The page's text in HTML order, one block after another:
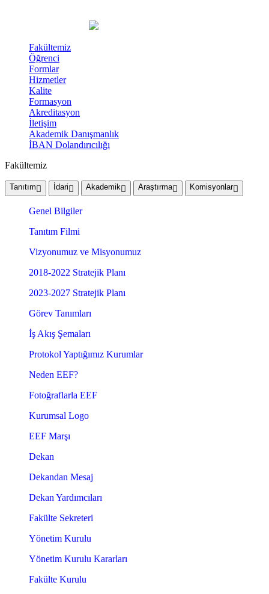
Fakültemiz
Öğrenci
Formlar
Hizmetler
Kalite
Formasyon
Akreditasyon
İletişim
Akademik Danışmanlık
İBAN Dolandırıcılığı
Fakültemiz
Tanıtım İdari Akademik Araştırma Komisyonlar
Genel Bilgiler
Tanıtım Filmi
Vizyonumuz ve Misyonumuz
2018-2022 Stratejik Planı
2023-2027 Stratejik Planı
Görev Tanımları
İş Akış Şemaları
Protokol Yaptığımız Kurumlar
Neden EEF?
Fotoğraflarla EEF
Kurumsal Logo
EEF Marşı
Dekan
Dekandan Mesaj
Dekan Yardımcıları
Fakülte Sekreteri
Yönetim Kurulu
Yönetim Kurulu Kararları
Fakülte Kurulu